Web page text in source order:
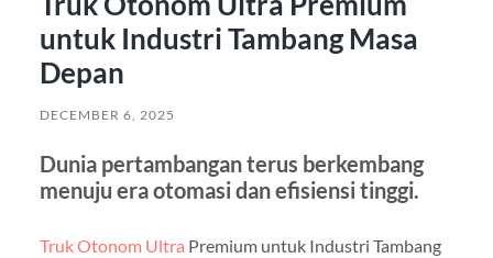
untuk Industri Tambang Masa
Depan
DECEMBER 6, 2025
Dunia pertambangan terus berkembang
menuju era otomasi dan efisiensi tinggi.
Truk Otonom Ultra Premium untuk Industri Tambang